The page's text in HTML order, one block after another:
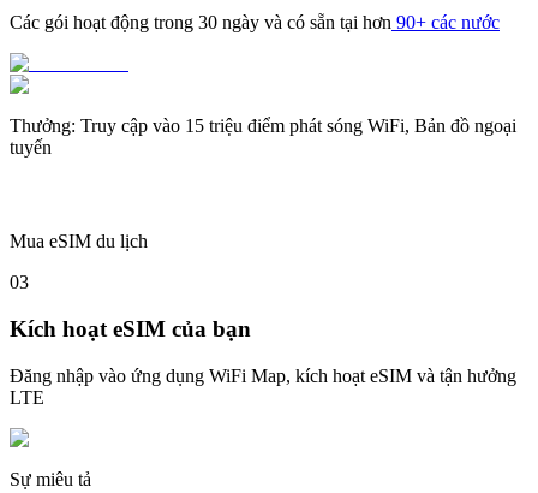
Các gói hoạt động trong 30 ngày và có sẵn tại hơn 90+ các nước
Thưởng: Truy cập vào 15 triệu điểm phát sóng WiFi, Bản đồ ngoại
tuyến
Mua eSIM du lịch
03
Kích hoạt eSIM của bạn
Đăng nhập vào ứng dụng WiFi Map, kích hoạt eSIM và tận hưởng
LTE
Sự miêu tả